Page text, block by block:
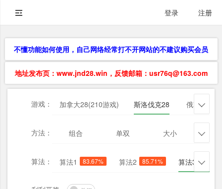
登录 注册
不懂功能如何使用，自己网络经常打不开网站的不建议购买会员
地址发布页：www.jnd28.win，反馈邮箱：usr76q@163.com
游戏： 加拿大28(210游戏) 斯洛伐克28 俄勒冈28

方法： 组合 单双 大小 
算法： 算法1 83.67% 算法2 85.71% 算法3 71.43%
